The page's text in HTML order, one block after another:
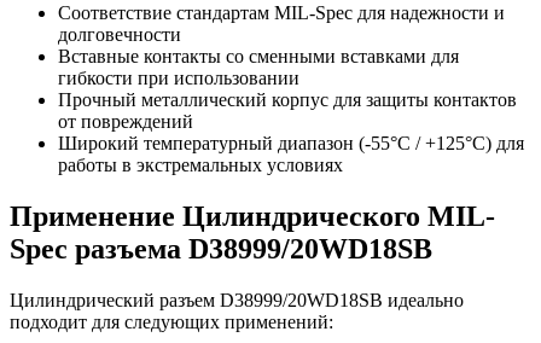
Соответствие стандартам MIL-Spec для надежности и
долговечности
Вставные контакты со сменными вставками для
гибкости при использовании
Прочный металлический корпус для защиты контактов
от повреждений
Широкий температурный диапазон (-55°C / +125°C) для
работы в экстремальных условиях
Применение Цилиндрического MIL-
Spec разъема D38999/20WD18SB
Цилиндрический разъем D38999/20WD18SB идеально
подходит для следующих применений: